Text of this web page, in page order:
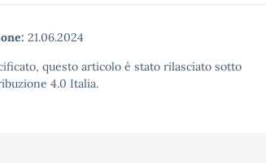
21.06.2024
questo articolo è stato rilasciato sotto
4.0 Italia.